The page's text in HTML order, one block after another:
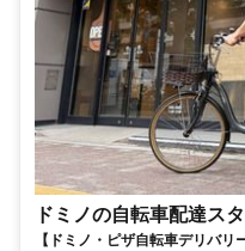
ドミノの自転車配達ス
【ドミノ・ピザ自転車デリバ